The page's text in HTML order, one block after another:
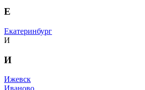
Е
Екатеринбург
И
И
Ижевск